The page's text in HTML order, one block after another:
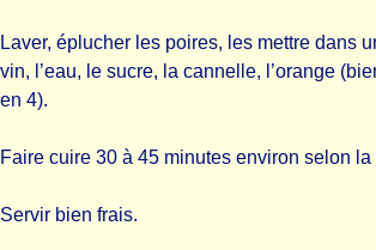
Laver, éplucher les poires, les mettre dans
vin, l’eau, le sucre, la cannelle, l’orange
en 4).
Faire cuire 30 à 45 minutes environ selon
Servir bien frais.